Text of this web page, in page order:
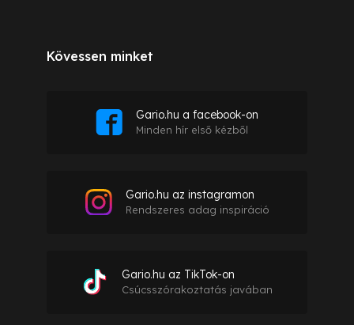
Kövessen minket
Gario.hu a facebook-on
Minden hír első kézből
Gario.hu az instagramon
Rendszeres adag inspiráció
Gario.hu az TikTok-on
Csúcsszórakoztatás javában